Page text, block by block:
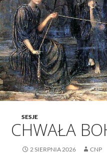
SESJE
CHWAŁA
2 SIERPNIA 2026 CNP